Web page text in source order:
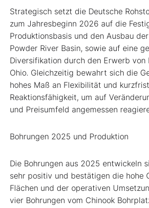
Strategisch setzt die Deutsche
zum Jahresbeginn 2026 auf die
Produktionsbasis und den Ausbau
Powder River Basin, sowie auf eine
Diversifikation durch den Erwerb von
Ohio. Gleichzeitig bewahrt sich die
hohes Maß an Flexibilität und
Reaktionsfähigkeit, um auf
und Preisumfeld angemessen
Bohrungen 2025 und Produktion
Die Bohrungen aus 2025 entwickeln
sehr positiv und bestätigen die hohe
Flächen und der operativen
vier Bohrungen vom Chinook